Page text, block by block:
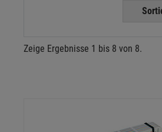
Zeige Ergebnisse 1 bis 8 von 8.